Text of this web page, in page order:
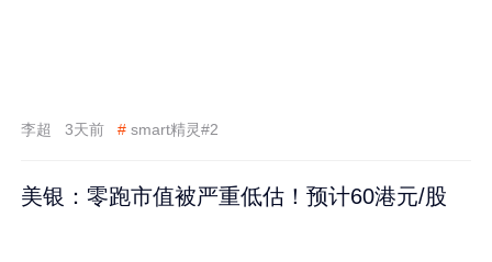
李超 3天前 # smart精灵#2
美银：零跑市值被严重低估！预计60港元/股